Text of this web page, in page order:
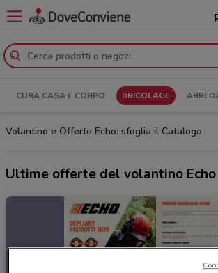
CURA CASA E CORPO BRICOLAGE
Volantino e Offerte Echo: sfoglia il Catalogo
Ultime offerte del volantino Echo